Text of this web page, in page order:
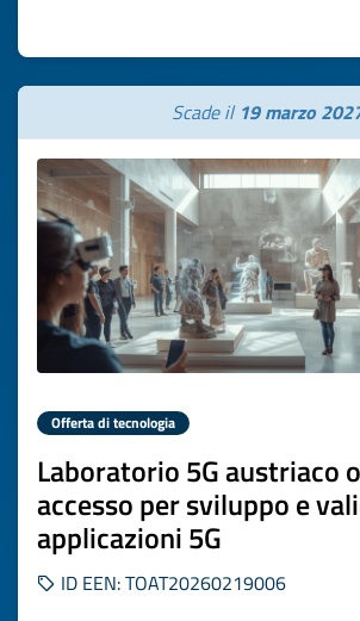
Scade il 19 marzo
Offerta di tecnologia
Laboratorio 5G austriaco
accesso per sviluppo e
applicazioni 5G
ID EEN: TOAT20260219006